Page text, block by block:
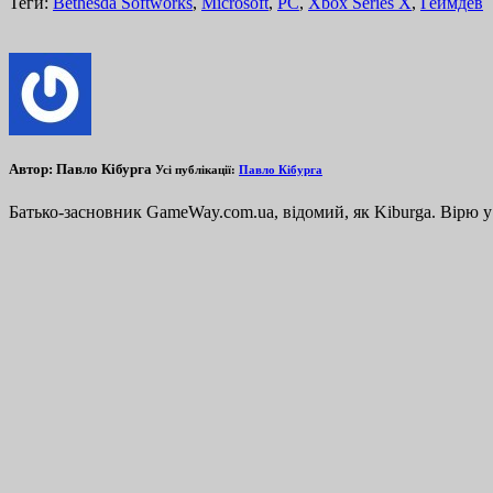
Автор: Павло Кібурга Усі публікації: Павло Кібурга
Батько-засновник GameWay.com.ua, відомий, як Kiburga. Вірю у